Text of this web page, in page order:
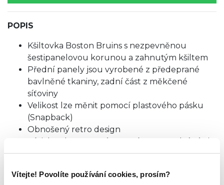
Vítejte! Povolíte používání cookies, prosím?
POPIS
Kšiltovka Boston Bruins s nezpevněnou
šestipanelovou korunou a zahnutým kšiltem
Přední panely jsou vyrobené z předeprané
bavlněné tkaniny, zadní část z měkčené
síťoviny
Velikost lze měnit pomocí plastového pásku
(Snapback)
Obnošený retro design
Výšivka s logem a názvem týmu v přední části
Oficiálně licencovaný produkt